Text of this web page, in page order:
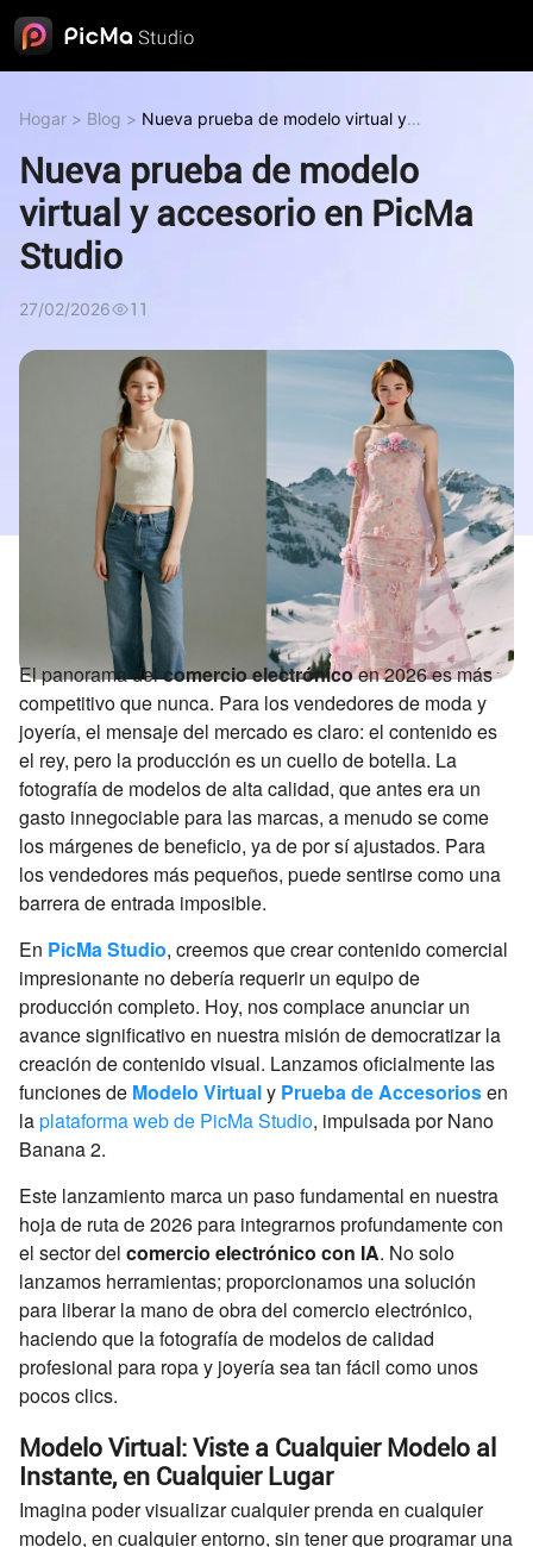
Hogar > Blog > Nueva prueba de modelo virtual y
Nueva prueba de modelo
virtual y accesorio en PicMa
Studio
27/02/2026 11
El panorama delcomercio electrónicoen 2026 es más
competitivo que nunca. Para los vendedores de moda y
joyería, el mensaje del mercado es claro: el contenido es
el rey, pero la producción es un cuello de botella. La
fotografía de modelos de alta calidad, que antes era un
gasto innegociable para las marcas, a menudo se come
los márgenes de beneficio, ya de por sí ajustados. Para
los vendedores más pequeños, puede sentirse como una
barrera de entrada imposible.
En PicMa Studio, creemos que crear contenido comercial
impresionante no debería requerir un equipo de
producción completo. Hoy, nos complace anunciar un
avance significativo en nuestra misión de democratizar la
creación de contenido visual. Lanzamos oficialmente las
funciones de Modelo Virtualy Prueba de Accesoriosen
laplataforma web de PicMa Studio, impulsada por Nano
Banana 2.
Este lanzamiento marca un paso fundamental en nuestra
hoja de ruta de 2026 para integrarnos profundamente con
el sector del comercio electrónico con IA. No solo
lanzamos herramientas; proporcionamos una solución
para liberar la mano de obra del comercio electrónico,
haciendo que la fotografía de modelos de calidad
profesional para ropa y joyería sea tan fácil como unos
pocos clics.
Modelo Virtual: Viste a Cualquier Modelo al
Instante, en Cualquier Lugar
Imagina poder visualizar cualquier prenda en cualquier
modelo, en cualquier entorno, sin tener que programar una